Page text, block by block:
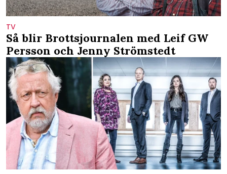
TV
Så blir Brottsjournalen med Leif GW
Persson och Jenny Strömstedt